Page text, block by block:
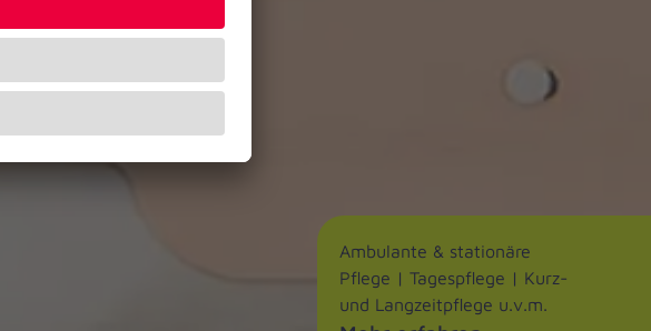
Ambulante & stationäre
Pflege | Tagespflege | Kurz-
und Langzeitpflege u.v.m.